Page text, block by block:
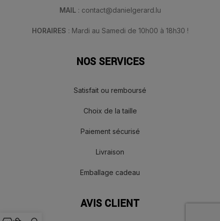
MAIL : contact@danielgerard.lu
HORAIRES : Mardi au Samedi de 10h00 à 18h30 !
NOS SERVICES
Satisfait ou remboursé
Choix de la taille
Paiement sécurisé
Livraison
Emballage cadeau
AVIS CLIENT